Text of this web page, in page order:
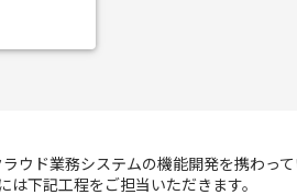
ラウド業務システムの機能開発を携わって
は下記工程をご担当いただきます。